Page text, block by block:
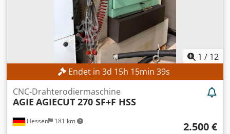
1 / 12
Endet in 3d 15h 15min 37s
Hessen 181 km
CNC-Drahterodiermaschine
AGIE AGIECUT 270 SF+F HSS
2.500 €